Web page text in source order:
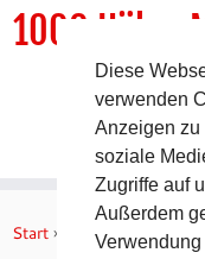
Inhalt
1000
DER
Start » Pommel2K
Diese
verwenden
Anzeigen zu
soziale
Zugriffe auf
Außerdem